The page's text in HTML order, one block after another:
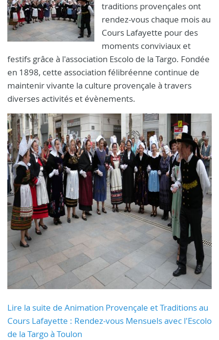
traditions provençales ont
rendez-vous chaque mois au
Cours Lafayette pour des
moments conviviaux et
festifs grâce à l'association Escolo de la Targo. Fondée
en 1898, cette association félibréenne continue de
maintenir vivante la culture provençale à travers
diverses activités et évènements.
Lire la suite de Animation Provençale et Traditions au
Cours Lafayette : Rendez-vous Mensuels avec l'Escolo
de la Targo à Toulon